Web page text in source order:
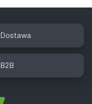
Dostawa
B2B